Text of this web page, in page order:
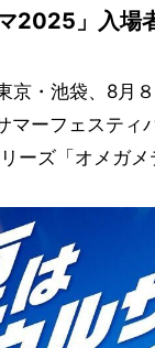
マ2025」入場
京・池袋、8月
マーフェスティ
ーズ「オメガ